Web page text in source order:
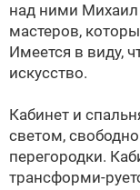
над ними
мастеров,
Имеется в виду,
искусство.
Кабинет и
светом,
перегородки.
трансформи-